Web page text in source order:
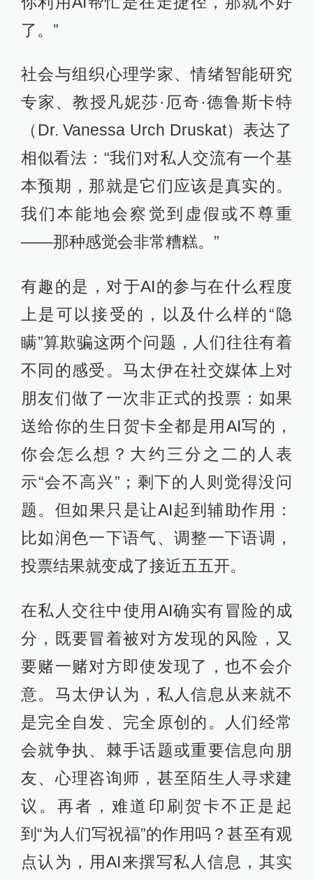
了。”
社会与组织心理学家、情绪智能研究
专家、教授凡妮莎·厄奇·德鲁斯卡特
（Dr. Vanessa Urch Druskat）表达了
相似看法：“我们对私人交流有一个基
本预期，那就是它们应该是真实的。
我们本能地会察觉到虚假或不尊重
——那种感觉会非常糟糕。”
有趣的是，对于AI的参与在什么程度
上是可以接受的，以及什么样的“隐
瞒”算欺骗这两个问题，人们往往有着
不同的感受。马太伊在社交媒体上对
朋友们做了一次非正式的投票：如果
送给你的生日贺卡全都是用AI写的，
你会怎么想？大约三分之二的人表
示“会不高兴”；剩下的人则觉得没问
题。但如果只是让AI起到辅助作用：
比如润色一下语气、调整一下语调，
投票结果就变成了接近五五开。
在私人交往中使用AI确实有冒险的成
分，既要冒着被对方发现的风险，又
要赌一赌对方即使发现了，也不会介
意。马太伊认为，私人信息从来就不
是完全自发、完全原创的。人们经常
会就争执、棘手话题或重要信息向朋
友、心理咨询师，甚至陌生人寻求建
议。再者，难道印刷贺卡不正是起
到“为人们写祝福”的作用吗？甚至有观
点认为，用AI来撰写私人信息，其实